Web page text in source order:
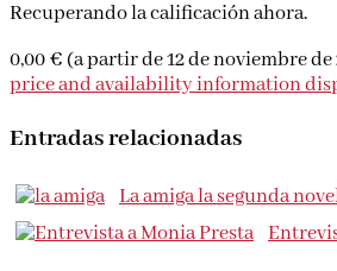
Recuperando la calificación ahora.
0,00 €(a partir de 12 de noviembre de
price and availability information
Entradas relacionadas
La amiga la segunda